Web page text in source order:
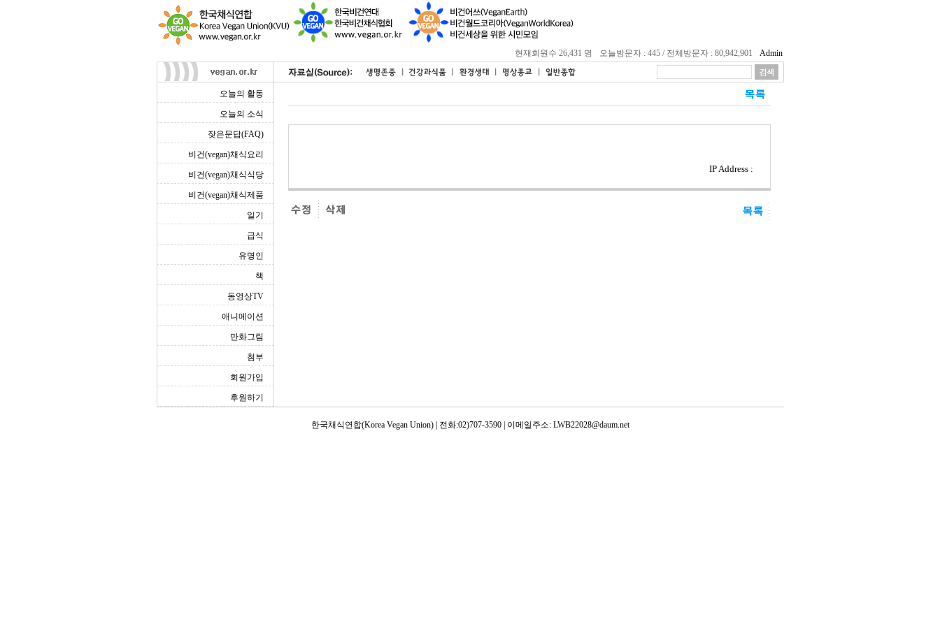
현재회원수 26,431 명 오늘방문자 : 445 / 전체방문자 : 80,942,901 Admin
오늘의 활동
오늘의 소식
잦은문답(FAQ)
비건(vegan)채식요리
비건(vegan)채식식당
비건(vegan)채식제품
일기
급식
유명인
책
동영상TV
애니메이션
만화그림
첨부
회원가입
후원하기
IP Address :
한국채식연합(Korea Vegan Union) | 전화:02)707-3590 | 이메일주소: LWB22028@daum.net